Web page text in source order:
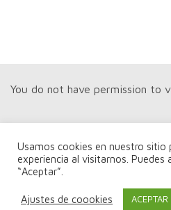
You do not have permission to
You do not have permission to
Usamos cookies en nuestro sitio
experiencia al visitarnos. Puedes
“Aceptar”.
Ajustes de coookies ACEPTAR